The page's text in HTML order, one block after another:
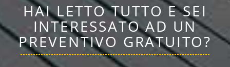
HAI LETTO TUTTO E SEI
INTERESSATO AD UN
PREVENTIVO GRATUITO?